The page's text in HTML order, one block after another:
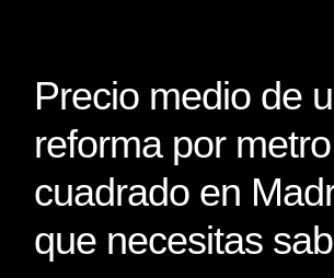
Precio medio de
reforma por metro
cuadrado en
que necesitas